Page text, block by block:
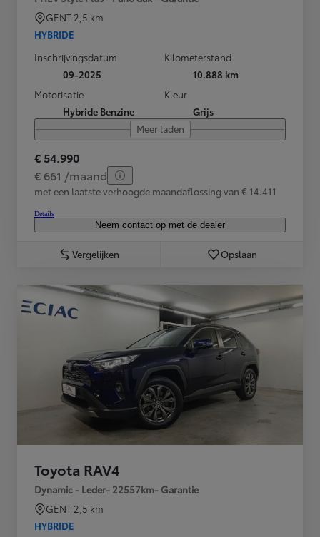
GENT 2,5 km
HYBRIDE
Inschrijvingsdatum
09-2025
Kilometerstand
10.888 km
Motorisatie
Hybride Benzine
Kleur
Grijs
Meer laden
€ 54.990
€ 661 /maand
met een laatste verhoogde maandaflossing van € 14.411
Details
Neem contact op met de dealer
Vergelijken Opslaan
Toyota RAV4
Dynamic - Leder- 22557km- Garantie
GENT 2,5 km
HYBRIDE